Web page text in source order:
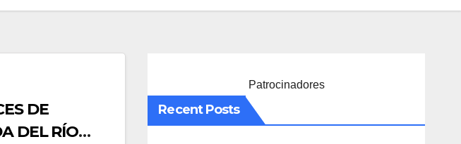
DE
DEL RÍO
Patrocinadores
Recent Posts